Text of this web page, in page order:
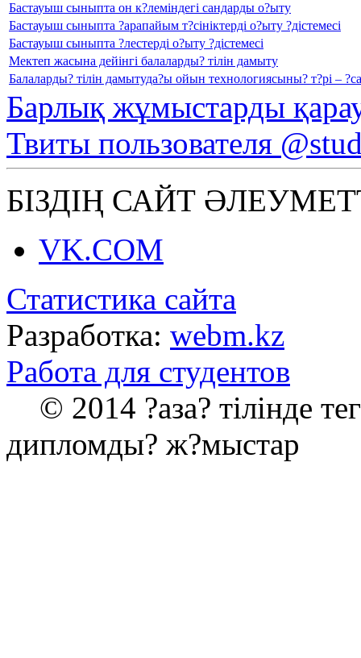
Бастауыш сыныпта он к?леміндегі сандарды о?ыту
Бастауыш сыныпта ?арапайым т?сініктерді о?ыту ?дістемесі
Бастауыш сыныпта ?лестерді о?ыту ?дістемесі
Мектеп жасына дейінгі балаларды? тілін дамыту
Балаларды? тілін дамытуда?ы ойын технологиясыны? т?рі –
Барлық жұмыстарды
Твиты пользователя
БІЗДІҢ САЙТ
VK.COM
Статистика сайта
Разработка: webm.kz
Работа для студентов
© 2014 ?аза? тілінде
дипломды? ж?мыстар